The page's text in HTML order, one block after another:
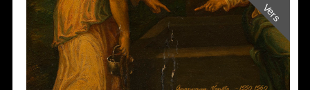
Vers